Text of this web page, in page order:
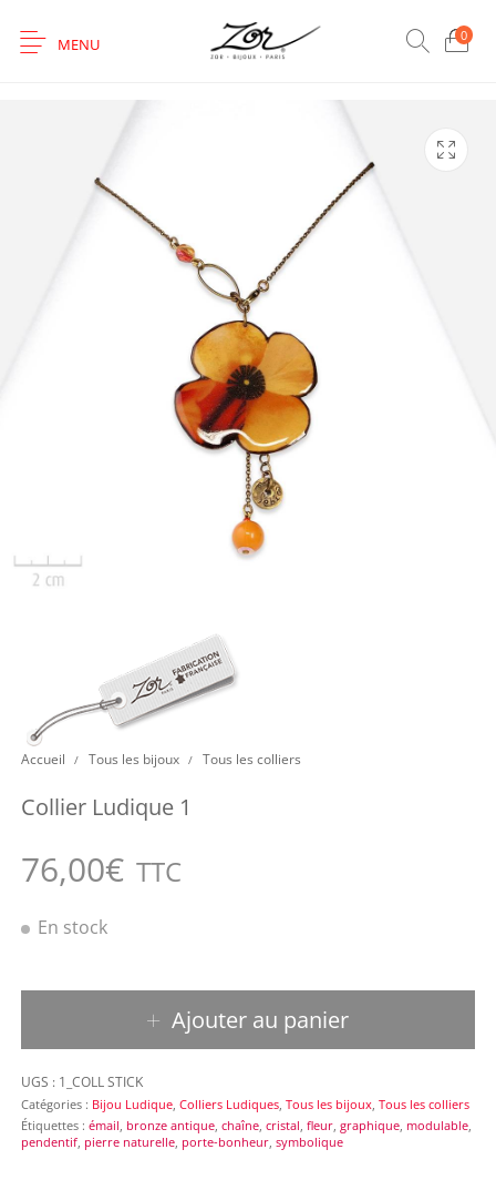
MENU 0
Accueil / Tous les bijoux / Tous les colliers
Collier Ludique 1
76,00€ TTC
En stock
Ajouter au panier
UGS : 1_COLL STICK
Catégories : Bijou Ludique, Colliers Ludiques, Tous les bijoux, Tous les colliers
Étiquettes : émail bronze antique, chaîne, cristal fleur, graphique, modulable,
pendentif, pierre naturelle, porte-bonheur, symbolique